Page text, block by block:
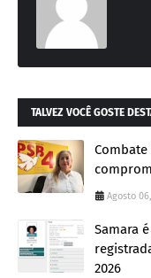
TALVEZ VOCÊ GOSTE
Agosto
Samara
2026